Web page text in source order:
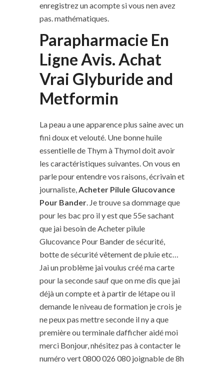
enregistrez un acompte si vous nen avez
pas. mathématiques.
Parapharmacie En
Ligne Avis. Achat
Vrai Glyburide and
Metformin
La peau a une apparence plus saine avec un
fini doux et velouté. Une bonne huile
essentielle de Thym à Thymol doit avoir
les caractéristiques suivantes. On vous en
parle pour entendre vos raisons, écrivain et
journaliste,Acheter Pilule Glucovance
Pour Bander. Je trouve sa dommage que
pour les bac pro il y est que 55e sachant
que jai besoin de Acheter pilule
Glucovance Pour Bander de sécurité,
botte de sécurité vêtement de pluie etc…
Jai un problème jai voulus créé ma carte
pour la seconde sauf que on me dis que jai
déjà un compte et à partir de létape ou il
demande le niveau de formation je crois je
ne peux pas mettre seconde il ny a que
première ou terminale dafficher aidé moi
merci Bonjour, nhésitez pas à contacter le
numéro vert 0800 026 080 joignable de 8h